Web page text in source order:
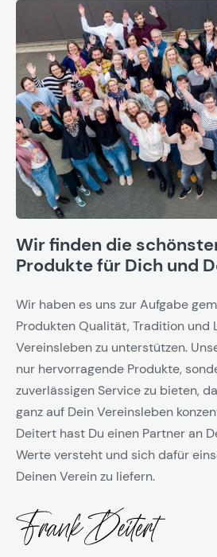
Wir finden die
Produkte für Dich und
Wir haben es uns zur Aufgabe
Produkten Qualität, Tradition und
Vereinsleben zu unterstützen.
nur hervorragende Produkte,
zuverlässigen Service zu bieten,
ganz auf Dein Vereinsleben
Deitert hast Du einen Partner an
Werte versteht und sich dafür
Deinen Verein zu liefern.